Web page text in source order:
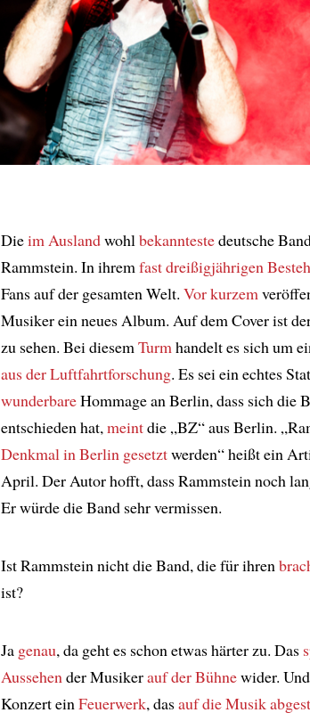
Dieim Auslandwohlbekanntestedeutsche
Rammstein. In ihremfast dreißigjährigen
Fans auf der gesamten Welt. Vor kurzem
Musiker ein neues Album. Auf dem Cover ist
zu sehen. Bei diesemTurmhandelt es sich um
aus der Luftfahrtforschung. Es sei ein echtes
wunderbareHommage an Berlin, dass sich die
entschieden hat,meintdie „BZ“ aus Berlin.
Denkmal in Berlin gesetztwerden“ heißt ein
April. Der Autor hofft, dass Rammstein noch
Er würde die Band sehr vermissen.
Ist Rammstein nicht die Band, die für ihren
ist?
Ja genau, da geht es schon etwas härter zu. Das
Aussehender Musikerauf der Bühnewider.
Konzert einFeuerwerk, dasauf die Musik